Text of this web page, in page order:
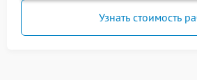
Узнать стоимость